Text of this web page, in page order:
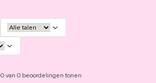
0 van 0 beoordelingen tonen